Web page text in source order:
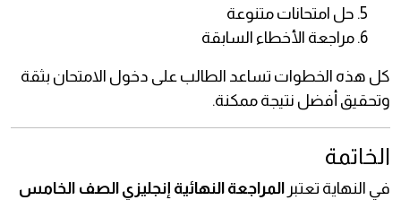
حل امتحانات متنوعة
مراجعة الأخطاء السابقة
كل هذه الخطوات تساعد الطالب على دخول الامتحان بثقة
وتحقيق أفضل نتيجة ممكنة.
الخاتمة
في النهاية تعتبر المراجعة النهائية إنجليزي الصف الخامس